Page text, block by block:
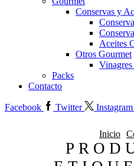
Conservas y
Aceites
Otros Gourmet
Packs
Contacto
Facebook Twitter Instagram
Inicio